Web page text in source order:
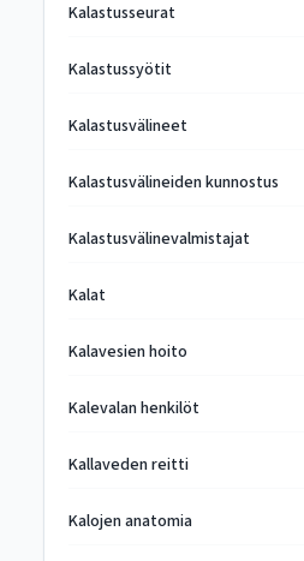
Kalastusseurat
Kalastussyötit
Kalastusvälineet
Kalastusvälineiden kunnostus
Kalastusvälinevalmistajat
Kalat
Kalavesien hoito
Kalevalan henkilöt
Kallaveden reitti
Kalojen anatomia